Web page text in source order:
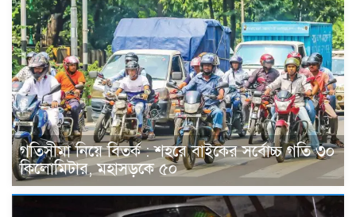
গতিসীমা নিয়ে বিতর্ক : শহরে বাইকের সর্বোচ্চ গতি ৩০
কিলোমিটার, মহাসড়কে ৫০